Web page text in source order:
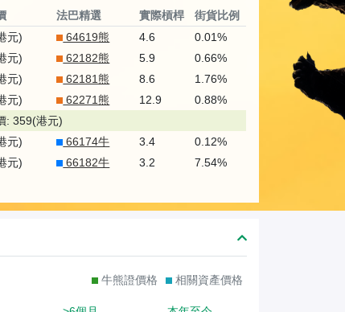
法巴精選 實際槓桿
街貨比例
元)
64619熊 4.6
0.01%
元)
62182熊 5.9
0.66%
元)
62181熊 8.6
1.76%
元)
62271熊 12.9
0.88%
: 359(港元)
元)
66174牛 3.4
0.12%
元)
66182牛 3.2 7.54%
牛熊證價格 相關資產價格